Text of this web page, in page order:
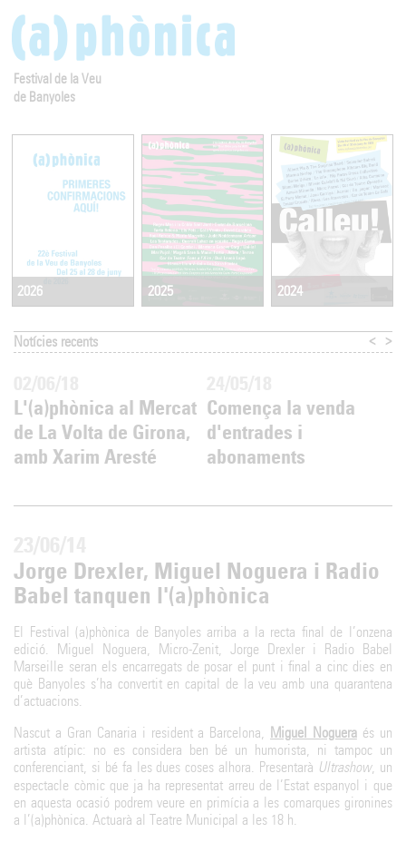
Festival de la Veu
de Banyoles
2026 2025 2024
Notícies recents
L'(a)phònica al Mercat
de La Volta de Girona,
amb Xarim Aresté
Comença la venda
d'entrades i
abonaments
< >
Jorge Drexler, Miguel Noguera i Radio
Babel tanquen l'(a)phònica
El Festival (a)phònica de Banyoles arriba a la recta final de l’onzena
edició. Miguel Noguera, Micro-Zenit, Jorge Drexler i Radio Babel
Marseille seran els encarregats de posar el punt i final a cinc dies en
què Banyoles s’ha convertit en capital de la veu amb una quarantena
d’actuacions.
Nascut a Gran Canaria i resident a Barcelona, Miguel Nogueraés un
artista atípic: no es considera ben bé un humorista, ni tampoc un
conferenciant, si bé fa les dues coses alhora. Presentarà Ultrashow, un
espectacle còmic que ja ha representat arreu de l’Estat espanyol i que
en aquesta ocasió podrem veure en primícia a les comarques gironines
a l’(a)phònica. Actuarà al Teatre Municipal a les 18 h.